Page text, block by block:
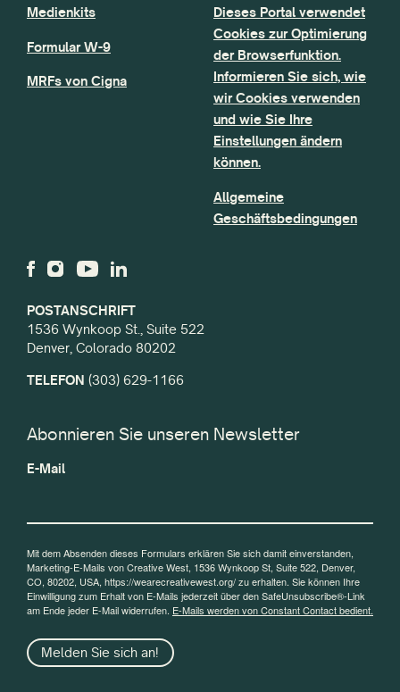
POSTANSCHRIFT
1536 Wynkoop St., Suite 522
Denver, Colorado 80202
TELEFON (303) 629-1166
Medienkits
Formular W-9
MRFs von Cigna
Dieses Portal verwendet
Cookies zur Optimierung
der Browserfunktion.
Informieren Sie sich, wie
wir Cookies verwenden
und wie Sie Ihre
Einstellungen ändern
können.
Allgemeine
Geschäftsbedingungen
Abonnieren Sie unseren Newsletter
E-Mail
Mit dem Absenden dieses Formulars erklären Sie sich damit einverstanden,
Marketing-E-Mails von Creative West, 1536 Wynkoop St, Suite 522, Denver,
CO, 80202, USA, https://wearecreativewest.org/ zu erhalten. Sie können Ihre
Einwilligung zum Erhalt von E-Mails jederzeit über den SafeUnsubscribe®-Link
am Ende jeder E-Mail widerrufen. E-Mails werden von Constant Contact bedient.
Melden Sie sich an!